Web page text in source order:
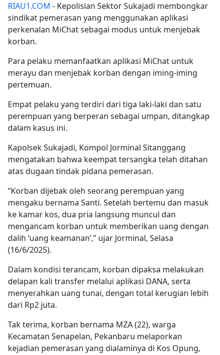
RIAU1.COM - Kepolisian Sektor Sukajadi membongkar
sindikat pemerasan yang menggunakan aplikasi
perkenalan MiChat sebagai modus untuk menjebak
korban.
Para pelaku memanfaatkan aplikasi MiChat untuk
merayu dan menjebak korban dengan iming-iming
pertemuan.
Empat pelaku yang terdiri dari tiga laki-laki dan satu
perempuan yang berperan sebagai umpan, ditangkap
dalam kasus ini.
Kapolsek Sukajadi, Kompol Jorminal Sitanggang
mengatakan bahwa keempat tersangka telah ditahan
atas dugaan tindak pidana pemerasan.
“Korban dijebak oleh seorang perempuan yang
mengaku bernama Santi. Setelah bertemu dan masuk
ke kamar kos, dua pria langsung muncul dan
mengancam korban untuk memberikan uang dengan
dalih ‘uang keamanan’,” ujar Jorminal, Selasa
(16/6/2025).
Dalam kondisi terancam, korban dipaksa melakukan
delapan kali transfer melalui aplikasi DANA, serta
menyerahkan uang tunai, dengan total kerugian lebih
dari Rp2 juta.
Tak terima, korban bernama MZA (22), warga
Kecamatan Senapelan, Pekanbaru melaporkan
kejadian pemerasan yang dialaminya di Kos Opung,